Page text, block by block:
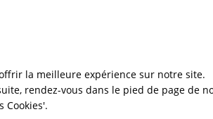
la meilleure expérience sur notre site.
rendez-vous dans le pied de page de
Cookies'.